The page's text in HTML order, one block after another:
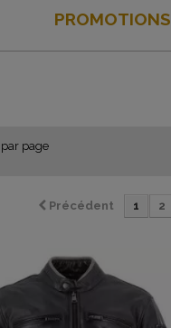
PROMOTIONS
par page
Précédent 1 2